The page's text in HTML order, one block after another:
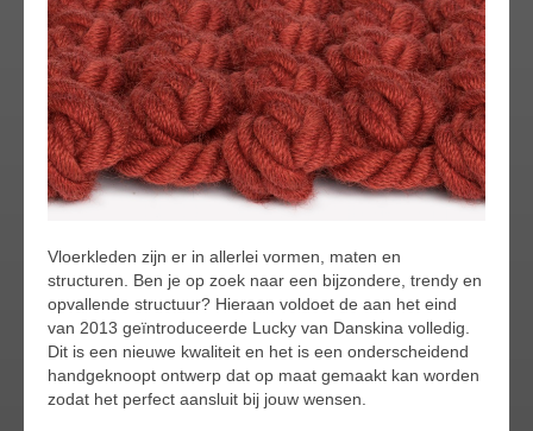
Vloerkleden zijn er in allerlei vormen, maten en
structuren. Ben je op zoek naar een bijzondere, trendy en
opvallende structuur? Hieraan voldoet de aan het eind
van 2013 geïntroduceerde Lucky van Danskina volledig.
Dit is een nieuwe kwaliteit en het is een onderscheidend
handgeknoopt ontwerp dat op maat gemaakt kan worden
zodat het perfect aansluit bij jouw wensen.